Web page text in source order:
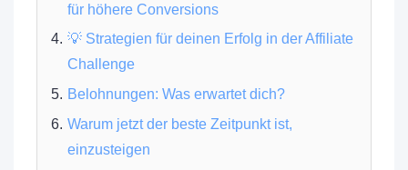
für höhere Conversions
💡 Strategien für deinen Erfolg in der Affiliate
Challenge
Belohnungen: Was erwartet dich?
Warum jetzt der beste Zeitpunkt ist,
einzusteigen